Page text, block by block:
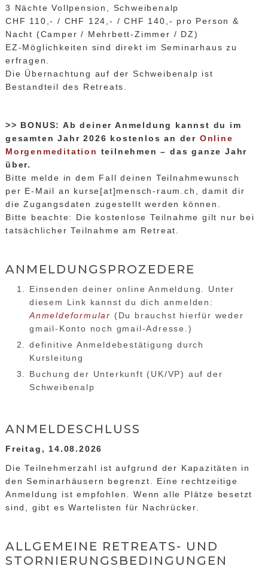
3 Nächte Vollpension, Schweibenalp
CHF 110,- / CHF 124,- / CHF 140,- pro Person &
Nacht (Camper / Mehrbett-Zimmer / DZ)
EZ-Möglichkeiten sind direkt im Seminarhaus zu
erfragen.
Die Übernachtung auf der Schweibenalp ist
Bestandteil des Retreats.
>> BONUS: Ab deiner Anmeldung kannst du im
gesamten Jahr 2026 kostenlos an der Online
Morgenmeditation teilnehmen – das ganze Jahr
über.
Bitte melde in dem Fall deinen Teilnahmewunsch
per E-Mail an kurse[at]mensch-raum.ch, damit dir
die Zugangsdaten zugestellt werden können.
Bitte beachte: Die kostenlose Teilnahme gilt nur bei
tatsächlicher Teilnahme am Retreat.
ANMELDUNGSPROZEDERE
Einsenden deiner online Anmeldung. Unter
diesem Link kannst du dich anmelden:
Anmeldeformular (Du brauchst hierfür weder
gmail-Konto noch gmail-Adresse.)
definitive Anmeldebestätigung durch
Kursleitung
Buchung der Unterkunft (UK/VP) auf der
Schweibenalp
ANMELDESCHLUSS
Freitag, 14.08.2026
Die Teilnehmerzahl ist aufgrund der Kapazitäten in
den Seminarhäusern begrenzt. Eine rechtzeitige
Anmeldung ist empfohlen. Wenn alle Plätze besetzt
sind, gibt es Wartelisten für Nachrücker.
ALLGEMEINE RETREATS- UND
STORNIERUNGSBEDINGUNGEN